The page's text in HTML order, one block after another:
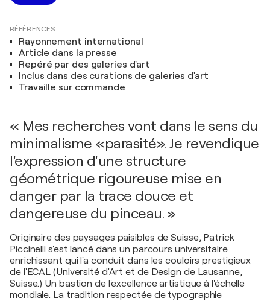
RÉFÉRENCES
Rayonnement international
Article dans la presse
Repéré par des galeries d'art
Inclus dans des curations de galeries d'art
Travaille sur commande
« Mes recherches vont dans le sens du
minimalisme «parasité». Je revendique
l'expression d'une structure
géométrique rigoureuse mise en
danger par la trace douce et
dangereuse du pinceau. »
Originaire des paysages paisibles de Suisse, Patrick
Piccinelli s'est lancé dans un parcours universitaire
enrichissant qui l'a conduit dans les couloirs prestigieux
de l'ECAL (Université d'Art et de Design de Lausanne,
Suisse.) Un bastion de l'excellence artistique à l'échelle
mondiale. La tradition respectée de typographie